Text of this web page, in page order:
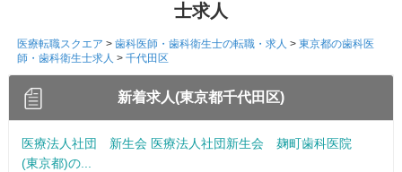
士求人
医療転職スクエア > 歯科医師・歯科衛生士の転職・求人 > 東京都の歯科医
師・歯科衛生士求人 > 千代田区
新着求人(東京都千代田区)
医療法人社団 新生会 医療法人社団新生会 麹町歯科医院
(東京都)の...